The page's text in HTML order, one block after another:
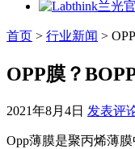
首页 > 行业新闻 >
OPP膜？
2021年8月4日 发表评
Opp薄膜是聚丙烯薄